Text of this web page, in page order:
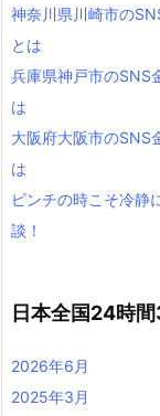
神奈川県川崎市の
とは
兵庫県神戸市のSNS
は
大阪府大阪市のSNS
は
ピンチの時こそ冷静
談！
日本全国24時
2026年6月
2025年3月